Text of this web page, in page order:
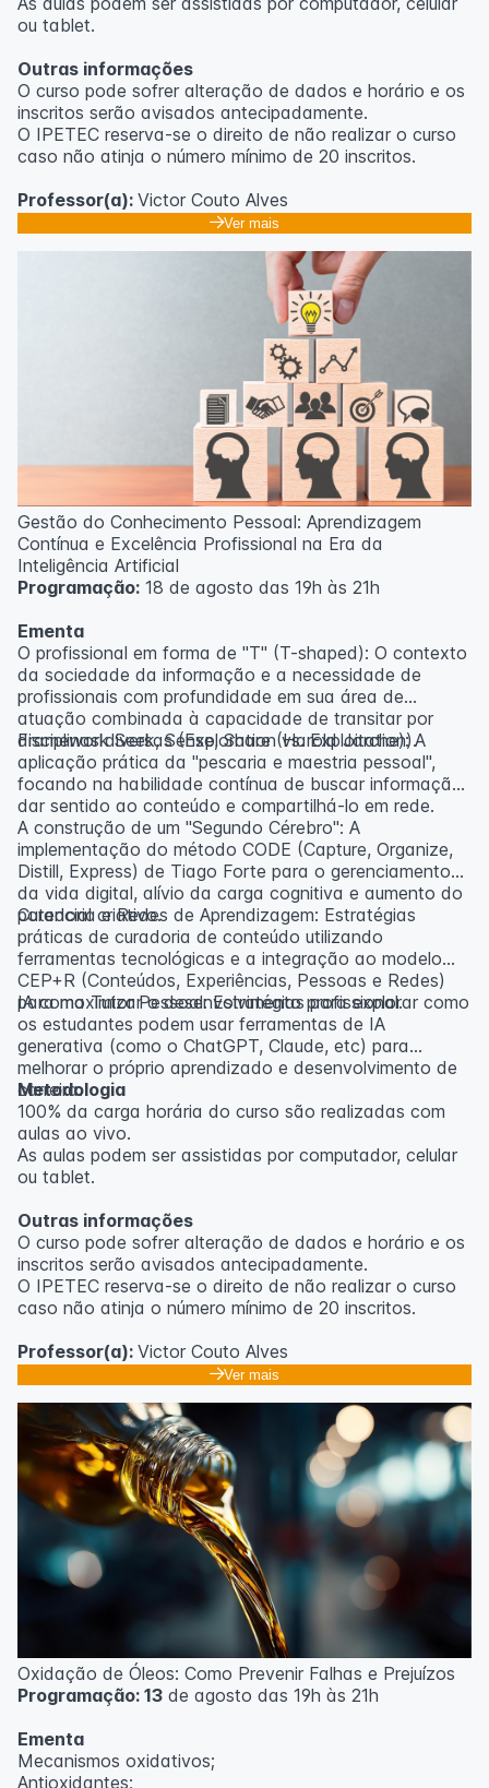
ou tablet.
Outras informações
O curso pode sofrer alteração de dados e horário e os
inscritos serão avisados ​​antecipadamente.
O IPETEC reserva-se o direito de não realizar o curso
caso não atinja o número mínimo de 20 inscritos.
Professor(a): Victor Couto Alves
Ver mais
Gestão do Conhecimento Pessoal: Aprendizagem
Contínua e Excelência Profissional na Era da
Inteligência Artificial
Programação: 18 de agosto das 19h às 21h
Ementa
O profissional em forma de "T" (T-shaped): O contexto
da sociedade da informação e a necessidade de
profissionais com profundidade em sua área de
atuação combinada à capacidade de transitar por
disciplinas diversas (Exploration vs. Exploitation).
Framework Seek, Sense, Share (Harold Jarche): A
aplicação prática da "pescaria e maestria pessoal",
focando na habilidade contínua de buscar informação,
dar sentido ao conteúdo e compartilhá-lo em rede.
A construção de um "Segundo Cérebro": A
implementação do método CODE (Capture, Organize,
Distill, Express) de Tiago Forte para o gerenciamento
da vida digital, alívio da carga cognitiva e aumento do
potencial criativo.
Curadoria e Redes de Aprendizagem: Estratégias
práticas de curadoria de conteúdo utilizando
ferramentas tecnológicas e a integração ao modelo
CEP+R (Conteúdos, Experiências, Pessoas e Redes)
para maximizar o desenvolvimento profissional.
IA como Tutor Pessoal: Estratégias para explorar como
os estudantes podem usar ferramentas de IA
generativa (como o ChatGPT, Claude, etc) para
melhorar o próprio aprendizado e desenvolvimento de
carreira.
Metodologia
100% da carga horária do curso são realizadas com
aulas ao vivo.
As aulas podem ser assistidas por computador, celular
ou tablet.
Outras informações
O curso pode sofrer alteração de dados e horário e os
inscritos serão avisados ​​antecipadamente.
O IPETEC reserva-se o direito de não realizar o curso
caso não atinja o número mínimo de 20 inscritos.
Professor(a): Victor Couto Alves
Ver mais
Oxidação de Óleos: Como Prevenir Falhas e Prejuízos
Programação: 13 de agosto das 19h às 21h
Ementa
Mecanismos oxidativos;
Antioxidantes;